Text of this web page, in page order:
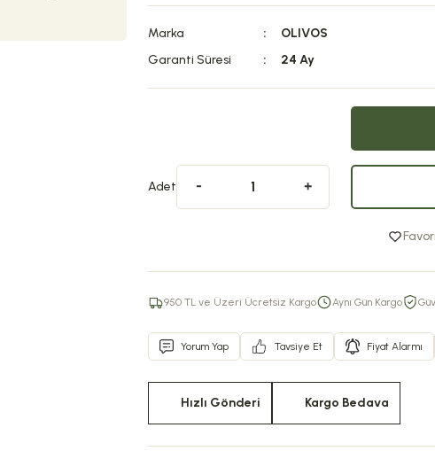
Marka
OLIVOS
Garanti Süresi
24 Ay
Adet
950 TL ve Üzeri Ücretsiz Kargo Aynı Gün Kargo
Yorum Yap Tavsiye Et Fiyat Alarmı
Hızlı Gönderi Kargo Bedava